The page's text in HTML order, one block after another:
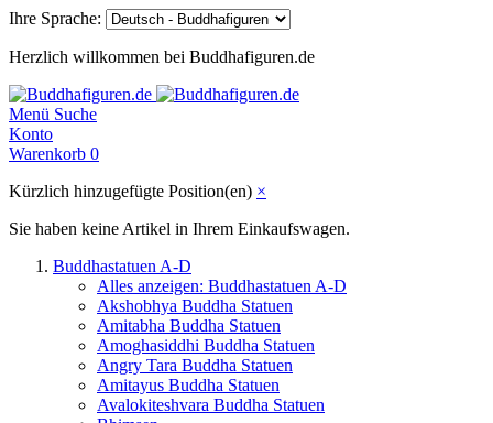
Ihre Sprache:
Herzlich willkommen bei Buddhafiguren.de
Menü Suche
Konto
Warenkorb 0
Kürzlich hinzugefügte Position(en) ×
Sie haben keine Artikel in Ihrem Einkaufswagen.
Buddhastatuen A-D
Alles anzeigen: Buddhastatuen A-D
Akshobhya Buddha Statuen
Amitabha Buddha Statuen
Amoghasiddhi Buddha Statuen
Angry Tara Buddha Statuen
Amitayus Buddha Statuen
Avalokiteshvara Buddha Statuen